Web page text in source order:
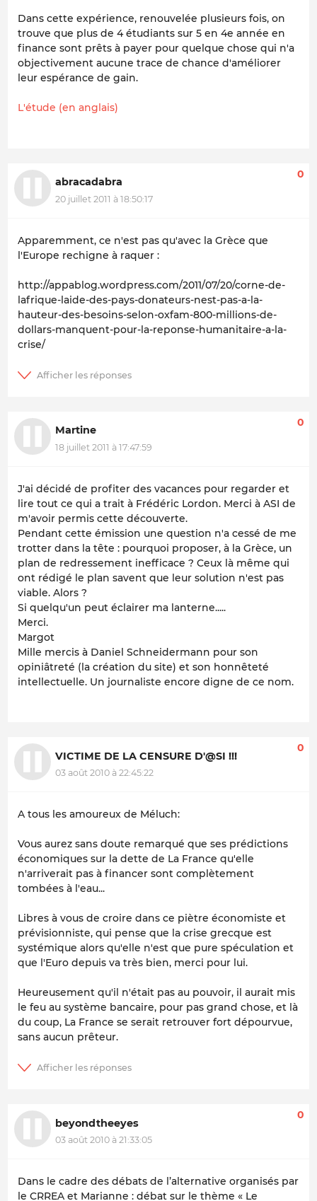
Dans cette expérience, renouvelée plusieurs fois, on
trouve que plus de 4 étudiants sur 5 en 4e année en
finance sont prêts à payer pour quelque chose qui n'a
objectivement aucune trace de chance d'améliorer
leur espérance de gain.
L'étude (en anglais)
abracadabra
20 juillet 2011 à 18:50:17
0
Apparemment, ce n'est pas qu'avec la Grèce que
l'Europe rechigne à raquer :
http://appablog.wordpress.com/2011/07/20/corne-de-
lafrique-laide-des-pays-donateurs-nest-pas-a-la-
hauteur-des-besoins-selon-oxfam-800-millions-de-
dollars-manquent-pour-la-reponse-humanitaire-a-la-
crise/
Martine
18 juillet 2011 à 17:47:59
0
J'ai décidé de profiter des vacances pour regarder et
lire tout ce qui a trait à Frédéric Lordon. Merci à ASI de
m'avoir permis cette découverte.
Pendant cette émission une question n'a cessé de me
trotter dans la tête : pourquoi proposer, à la Grèce, un
plan de redressement inefficace ? Ceux là même qui
ont rédigé le plan savent que leur solution n'est pas
viable. Alors ?
Si quelqu'un peut éclairer ma lanterne.....
Merci.
Margot
Mille mercis à Daniel Schneidermann pour son
opiniâtreté (la création du site) et son honnêteté
intellectuelle. Un journaliste encore digne de ce nom.
VICTIME DE LA CENSURE D'@SI !!!
03 août 2010 à 22:45:22
0
A tous les amoureux de Méluch:
Vous aurez sans doute remarqué que ses prédictions
économiques sur la dette de La France qu'elle
n'arriverait pas à financer sont complètement
tombées à l'eau...
Libres à vous de croire dans ce piètre économiste et
prévisionniste, qui pense que la crise grecque est
systémique alors qu'elle n'est que pure spéculation et
que l'Euro depuis va très bien, merci pour lui.
Heureusement qu'il n'était pas au pouvoir, il aurait mis
le feu au système bancaire, pour pas grand chose, et là
du coup, La France se serait retrouver fort dépourvue,
sans aucun prêteur.
beyondtheeyes
03 août 2010 à 21:33:05
0
Dans le cadre des débats de l’alternative organisés par
le CRREA et Marianne : débat sur le thème « Le